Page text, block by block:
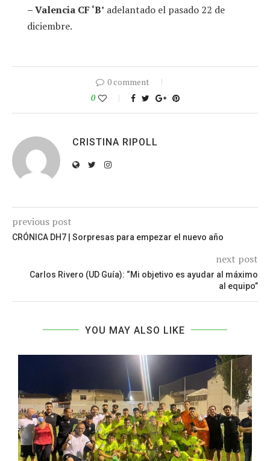
– Valencia CF ‘B’ adelantado el pasado 22 de
diciembre.
0 comment
0
CRISTINA RIPOLL
previous post
CRÓNICA DH7 | Sorpresas para empezar el nuevo año
next post
Carlos Rivero (UD Guía): “Mi objetivo es ayudar al máximo
al equipo”
YOU MAY ALSO LIKE